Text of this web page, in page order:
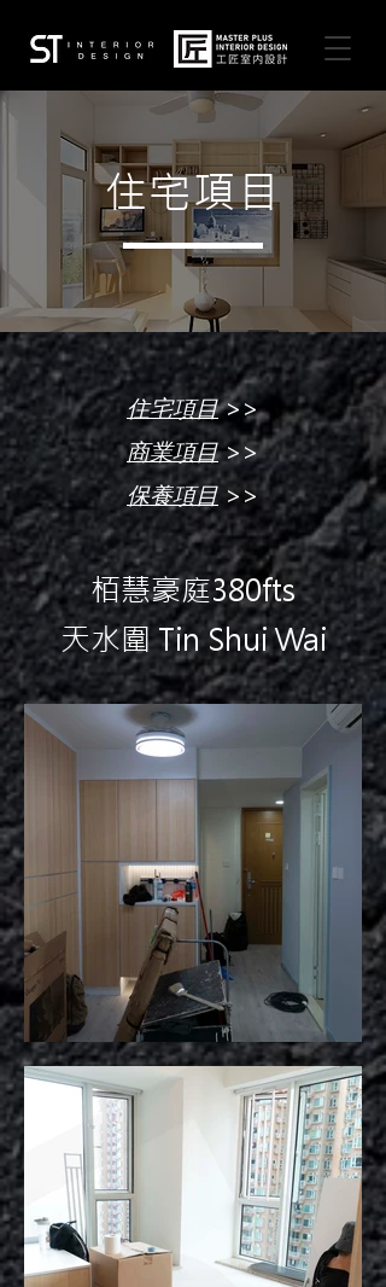
住宅項目
住宅項目>>
商業項目>>
保養項目 >>
栢慧豪庭380fts
天水圍 Tin Shui Wai